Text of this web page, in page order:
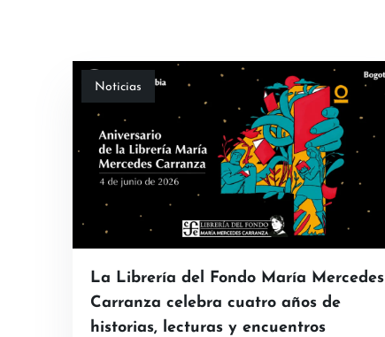
Noticias
La Librería del Fondo María Mercedes
Carranza celebra cuatro años de
historias, lecturas y encuentros